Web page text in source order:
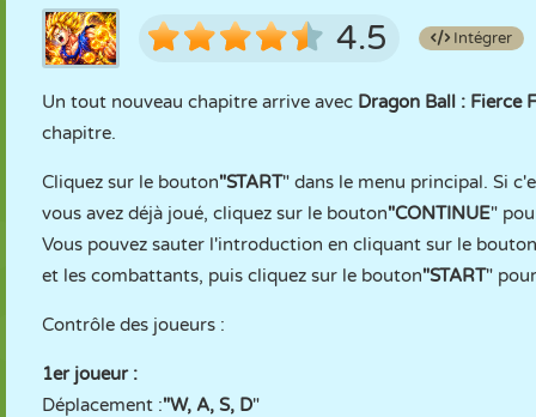
4.5 Intégrer
Un tout nouveau chapitre arrive avec Dragon Ball : Fierce
chapitre.
Cliquez sur le bouton"START" dans le menu principal. Si
vous avez déjà joué, cliquez sur le bouton"CONTINUE"
Vous pouvez sauter l'introduction en cliquant sur le
et les combattants, puis cliquez sur le bouton"START"
Contrôle des joueurs :
1er joueur :
Déplacement :"W, A, S, D"